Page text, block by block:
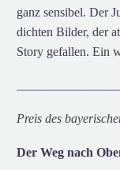
ganz sensibel. Der
dichten Bilder, der
Story gefallen. Ein
Preis des
Der Weg nach